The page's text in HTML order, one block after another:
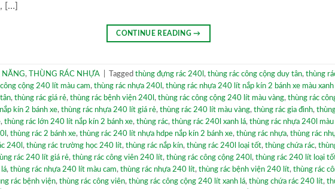
[…]
CONTINUE READING→
NĂNG, THÙNG RÁC NHỰA Tagged thùng đựng rác 240l , thùng rác công cộng duy tân, thùng
cộng 240 lít màu cam, thùng rác nhựa 240l , thùng rác nhựa 240 lít nắp kín 2 bánh xe màu xanh
, thùng rác giá rẻ, thùng rác bệnh viện 240l , thùng rác công cộng 240 lít màu vàng, thùng rác
kín 2 bánh xe, thùng rác nhựa 240 lít giá rẻ, thùng rác 240 lít màu vàng, thùng rác gia đình,
, thùng rác lớn 240 lít nắp kín 2 bánh xe, thùng rác, thùng rác 240l xanh lá, thùng rác nhựa 240l màu
, thùng rác 2 bánh xe, thùng rác 240 lít nhựa hdpe nắp kín 2 bánh xe, thùng rác nhựa, thùng rác
240l , thùng rác trường học 240 lít, thùng rác nắp kín, thùng rác 240l loại tốt, thùng chứa rác,
rác 240 lít giá rẻ, thùng rác công viên 240 lít, thùng rác công cộng 240l , thùng rác 240 lít loại
, thùng rác nhựa 240 lít màu cam, thùng rác nhựa 240 lít, thùng rác bệnh viện 240 lít, thùng rác
rác bệnh viện, thùng rác công viên, thùng rác công cộng 240 lít xanh lá, thùng chứa rác 240 lít,